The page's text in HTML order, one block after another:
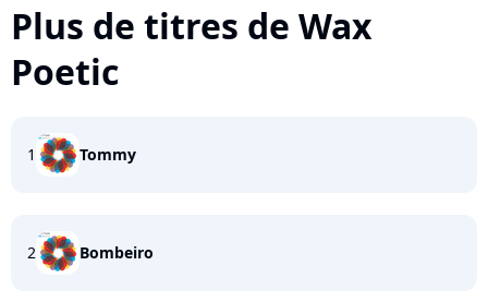
Plus de titres de Wax
Poetic
1 Tommy
2 Bombeiro